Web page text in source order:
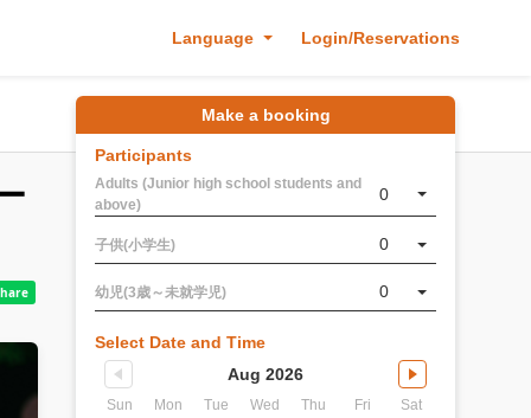
Language Login/Reservations
Make a booking
Participants
Adults (Junior high school students and
above)
0
子供(小学生) 0
幼児(3歳～未就学児) 0
Select Date and Time
Aug 2026
Sun Mon Tue Wed Thu Fri Sat